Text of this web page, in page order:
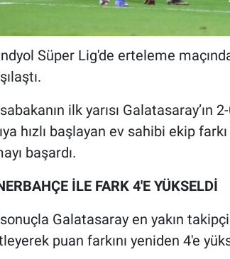
Süper Lig'de erteleme
ilk yarısı Galatasaray’ın
hızlı başlayan ev sahibi ekip
başardı.
İLE FARK 4'E YÜKSELDİ
Galatasaray en yakın
puan farkını yeniden 4'e